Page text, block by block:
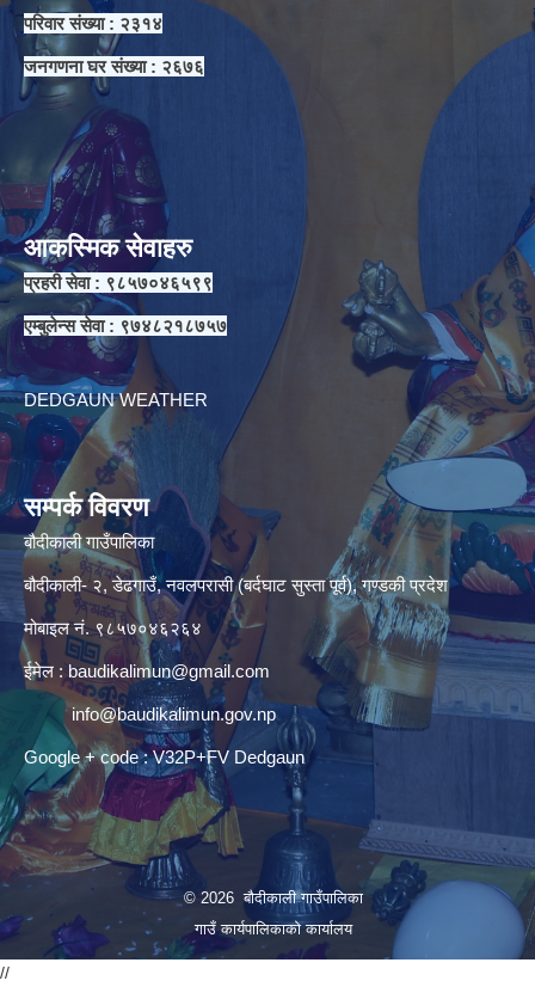
परिवार संख्या : २३१४
जनगणना घर संख्या : २६७६
आकस्मिक सेवाहरु
प्रहरी सेवा : ९८५७०४६५९९
एम्बुलेन्स सेवा : ९७४८२१८७५७
DEDGAUN WEATHER
सम्पर्क विवरण
बौदीकाली गाउँपालिका
बौदीकाली- २, डेढगाउँ, नवलपरासी (बर्दघाट सुस्ता पूर्व), गण्डकी प्रदेश
मोबाइल नं. ९८५७०४६२६४
ईमेल : baudikalimun@gmail.com
info@baudikalimun.gov.np
Google + code : V32P+FV Dedgaun
© 2026 बौदीकाली गाउँपालिका
गाउँ कार्यपालिकाको कार्यालय
//